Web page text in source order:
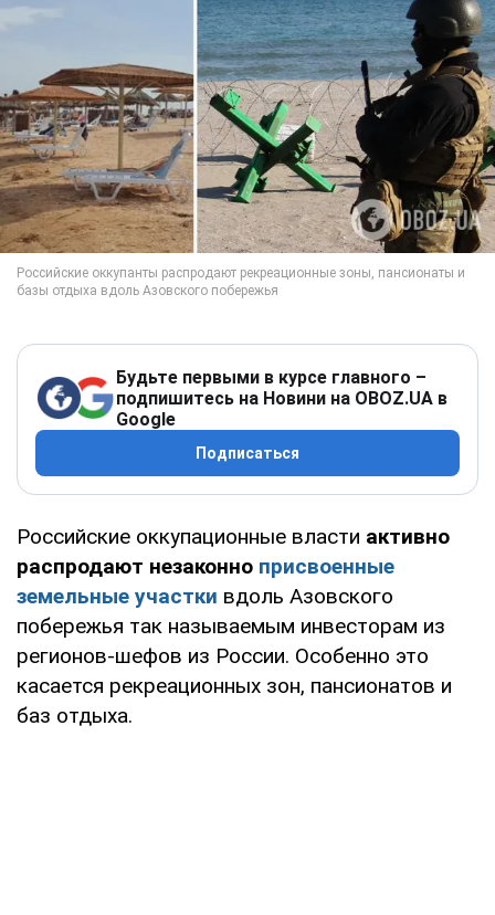
Будьте первыми в курсе главного –
подпишитесь на Новини на OBOZ.UA в
Google
Подписаться
Российские оккупационные власти активно
распродают незаконно присвоенные
земельные участки вдоль Азовского
побережья так называемым инвесторам из
регионов-шефов из России. Особенно это
касается рекреационных зон, пансионатов и
баз отдыха.